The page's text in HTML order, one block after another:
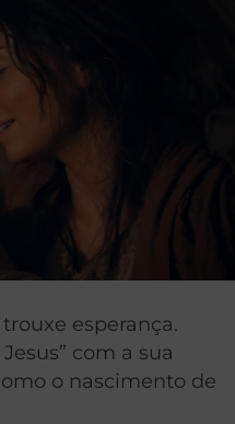
esperança.
com a sua
o nascimento de